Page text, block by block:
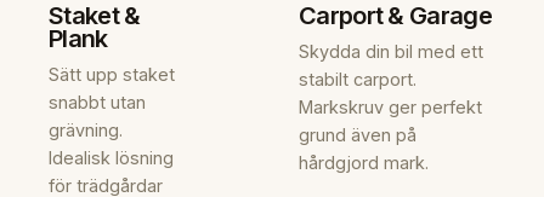
Staket &
Plank
Sätt upp staket
snabbt utan
grävning.
Idealisk lösning
för trädgårdar
Carport & Garage
Skydda din bil med ett
stabilt carport.
Markskruv ger perfekt
grund även på
hårdgjord mark.